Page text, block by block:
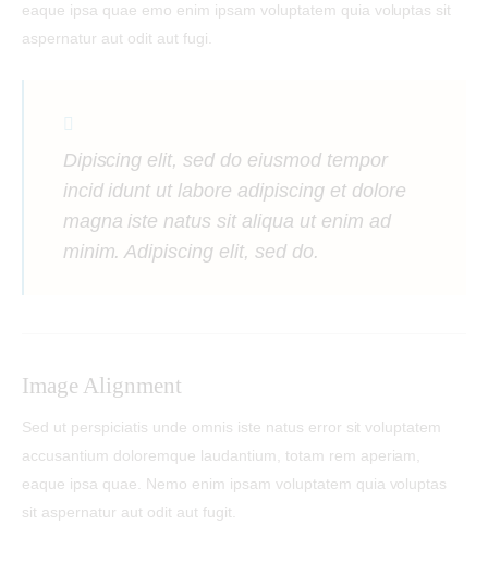
eaque ipsa quae emo enim ipsam voluptatem quia voluptas sit
aspernatur aut odit aut fugi.
Dipiscing elit, sed do eiusmod tempor
incid idunt ut labore adipiscing et dolore
magna iste natus sit aliqua ut enim ad
minim. Adipiscing elit, sed do.
Image Alignment
Sed ut perspiciatis unde omnis iste natus error sit voluptatem
accusantium doloremque laudantium, totam rem aperiam,
eaque ipsa quae. Nemo enim ipsam voluptatem quia voluptas
sit aspernatur aut odit aut fugit.